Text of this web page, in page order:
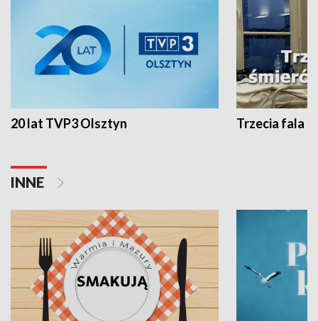
20 lat TVP3 Olsztyn Trzecia fala -
INNE